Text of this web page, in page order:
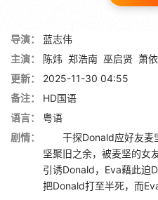
导演：
蓝志伟
主演：
陈炜 郑浩南 巫启贤 萧
更新：
2025-11-30 04:55
备注：
HD国语
语言：
粤语
剧情：
干探Donald应好友麦
坚聚旧之余，被麦坚的女
引诱Donald，Eva藉此迫
把Donald打至半死，而